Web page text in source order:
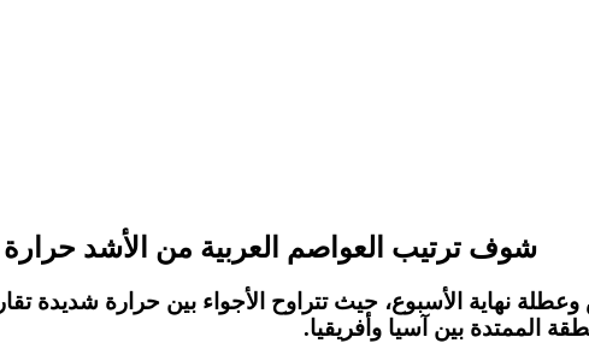
شوف ترتيب العواصم العربية من الأشد حرارة
نهاية الأسبوع، حيث تتراوح الأجواء بين حرارة شديدة
الممتدة بين آسيا وأفريقيا.